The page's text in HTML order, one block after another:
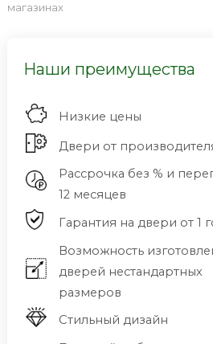
магазинах
Наши преимущества
Низкие цены
Двери от
Рассрочка без % и
12 месяцев
Гарантия на двери от 1
Возможность
дверей нестандартных
размеров
Стильный дизайн